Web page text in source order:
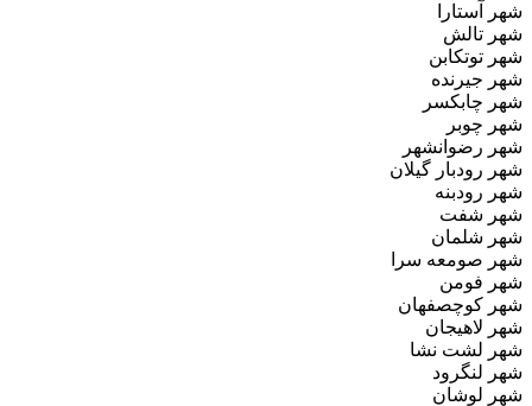
شهر آستارا
شهر تالش
شهر توتکابن
شهر جیرنده
شهر چابکسر
شهر چوبر
شهر رضوانشهر
شهر رودبار گیلان
شهر رودبنه
شهر شفت
شهر شلمان
شهر صومعه سرا
شهر فومن
شهر کوچصفهان
شهر لاهیجان
شهر لشت نشا
شهر لنگرود
شهر لوشان